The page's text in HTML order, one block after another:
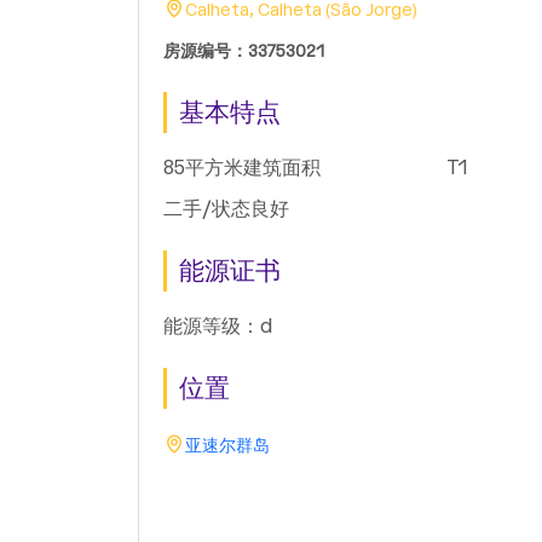
Calheta, Calheta (São Jorge)
房源编号：33753021
基本特点
85平方米建筑面积
T1
二手/状态良好
能源证书
能源等级：d
位置
亚速尔群岛